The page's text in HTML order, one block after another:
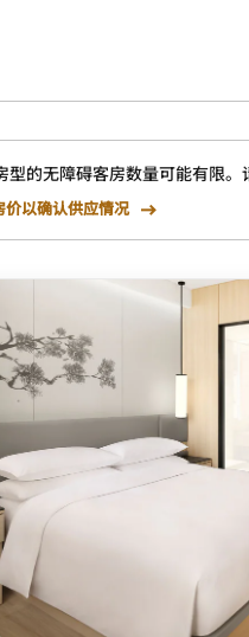
型的无障碍客房数量可能有限。
价以确认供应情况